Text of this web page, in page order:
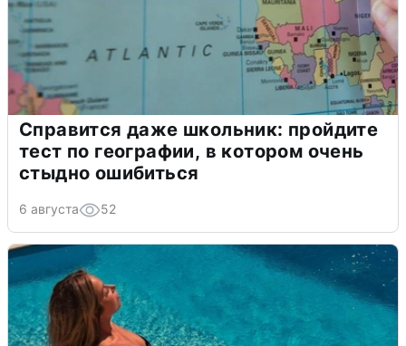
Справится даже школьник: пройдите
тест по географии, в котором очень
стыдно ошибиться
6 августа 52